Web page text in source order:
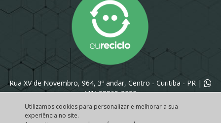
Rua XV de Novembro, 964, 3º andar, Centro - Curitiba - PR |
(41) 98869-3090
Utilizamos cookies para personalizar e melhorar a sua
experiência no site.